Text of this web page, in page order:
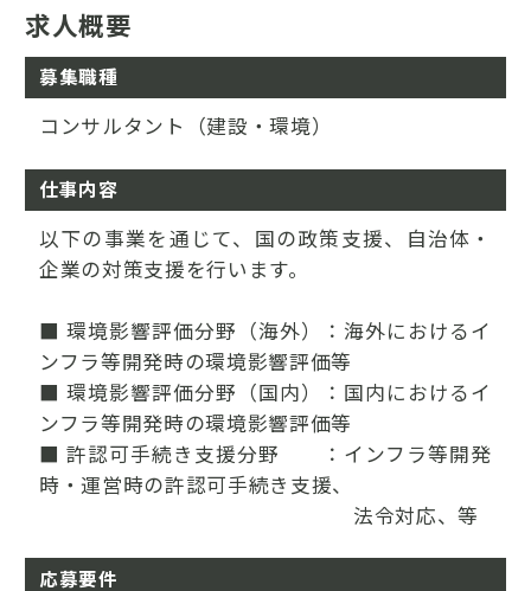
求人概要
募集職種
コンサルタント（建設・環境）
仕事内容
以下の事業を通じて、国の政策支援、自治体・
企業の対策支援を行います。
■ 環境影響評価分野（海外）：海外におけるイ
ンフラ等開発時の環境影響評価等
■ 環境影響評価分野（国内）：国内におけるイ
ンフラ等開発時の環境影響評価等
■ 許認可手続き支援分野 ：インフラ等開発
時・運営時の許認可手続き支援、
法令対応、等
応募要件